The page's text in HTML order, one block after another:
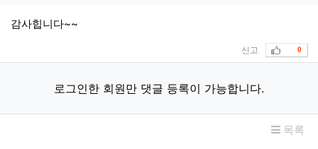
감사힙니다~~
신고 추천
0
로그인한 회원만 댓글 등록이 가능합니다.
목록